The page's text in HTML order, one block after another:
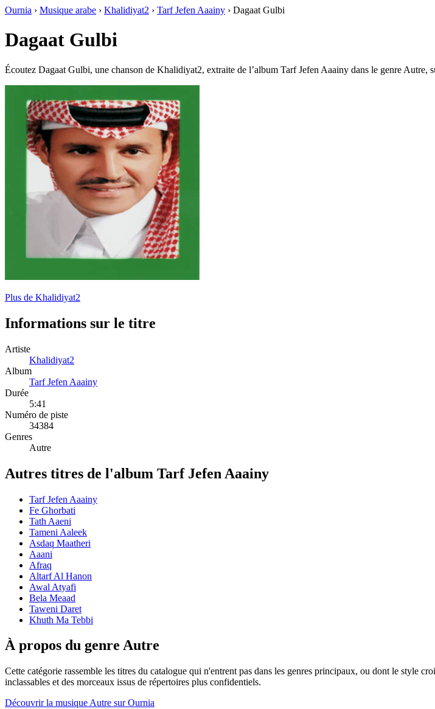
Ournia › Musique arabe › Khalidiyat2 › Tarf Jefen Aaainy › Dagaat Gulbi
Dagaat Gulbi
Écoutez Dagaat Gulbi, une chanson de Khalidiyat2, extraite de l’album Tarf Jefen Aaainy dans le genre
Plus de Khalidiyat2
Informations sur le titre
Artiste
Khalidiyat2
Album
Tarf Jefen Aaainy
Durée
5:41
Numéro de piste
34384
Genres
Autre
Autres titres de l'album Tarf Jefen Aaainy
Tarf Jefen Aaainy
Fe Ghorbati
Tath Aaeni
Tameni Aaleek
Asdaq Maatheri
Aaani
Afraq
Altarf Al Hanon
Awal Atyafi
Bela Meaad
Taweni Daret
Khuth Ma Tebbi
À propos du genre Autre
Cette catégorie rassemble les titres du catalogue qui n'entrent pas dans les genres principaux, ou dont le style
inclassables et des morceaux issus de répertoires plus confidentiels.
Découvrir la musique Autre sur Ournia